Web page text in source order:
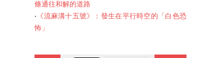
條通往和解的道路
‧ 《流麻溝十五號》：發生在平行時空的「白色恐
怖」